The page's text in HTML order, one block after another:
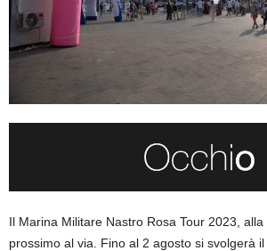
Il Marina Militare Nastro Rosa Tour 2023,
prossimo al via. Fino al 2 agosto si svolgerà il